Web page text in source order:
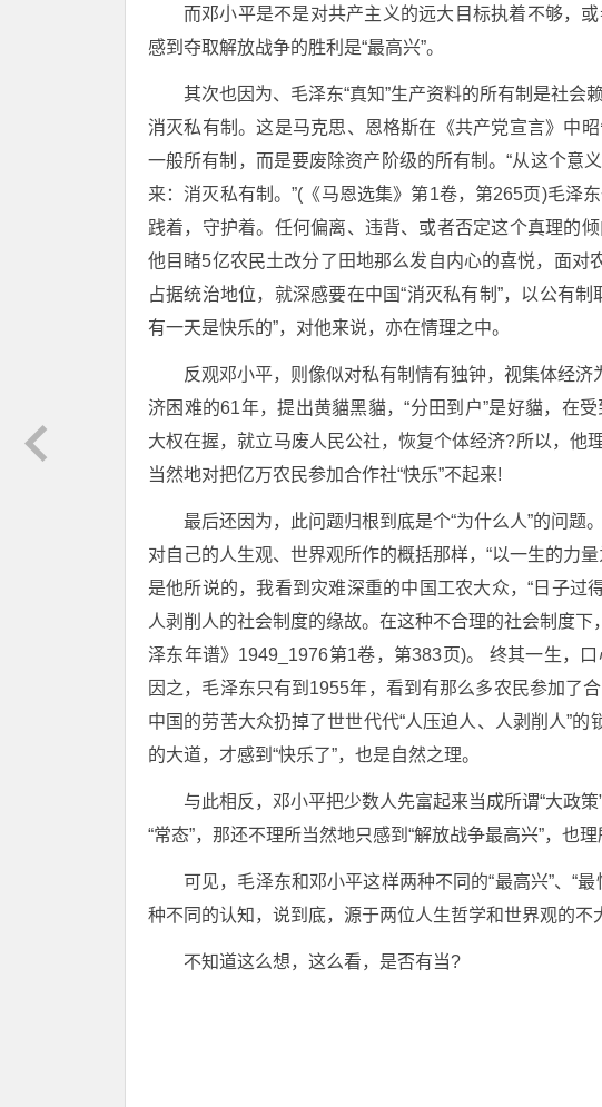
而邓小平是不是对共产主义的远大目标执着不够，
感到夺取解放战争的胜利是“最高兴”。
其次也因为、毛泽东“真知”生产资料的所有制是社
消灭私有制。这是马克思、恩格斯在《共产党宣言》中
一般所有制，而是要废除资产阶级的所有制。“从这个意
来：消灭私有制。”(《马恩选集》第1卷，第265页)毛泽
践着，守护着。任何偏离、违背、或者否定这个真理的
他目睹5亿农民土改分了田地那么发自内心的喜悦，面对
占据统治地位，就深感要在中国“消灭私有制”，以公有
有一天是快乐的”，对他来说，亦在情理之中。
反观邓小平，则像似对私有制情有独钟，视集体经
济困难的61年，提出黄貓黑貓，“分田到户”是好貓，在
大权在握，就立马废人民公社，恢复个体经济?所以，他
当然地对把亿万农民参加合作社“快乐”不起来!
最后还因为，此问题归根到底是个“为什么人”的问
对自己的人生观、世界观所作的概括那样，“以一生的力
是他所说的，我看到灾难深重的中国工农大众，“日子过
人剥削人的社会制度的缘故。在这种不合理的社会制度
泽东年谱》1949_1976第1卷，第383页)。 终其一生，
因之，毛泽东只有到1955年，看到有那么多农民参加了
中国的劳苦大众扔掉了世世代代“人压迫人、人剥削人”
的大道，才感到“快乐了”，也是自然之理。
与此相反，邓小平把少数人先富起来当成所谓“大政
“常态”，那还不理所当然地只感到“解放战争最高兴”，也
可见，毛泽东和邓小平这样两种不同的“最高兴”、“
种不同的认知，说到底，源于两位人生哲学和世界观的不
不知道这么想，这么看，是否有当?